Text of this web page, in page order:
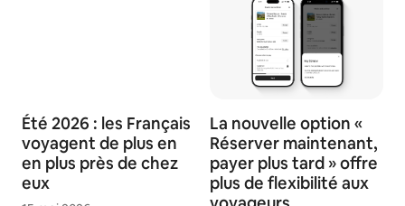
Été 2026 : les Français
voyagent de plus en
en plus près de chez
eux
La nouvelle option «
Réserver maintenant,
payer plus tard » offre
plus de flexibilité aux